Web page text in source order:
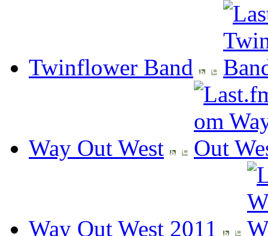
Twinflower Band
Way Out West
Way Out West 2011